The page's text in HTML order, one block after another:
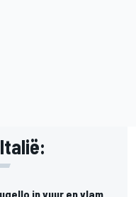
in vuur en vlam